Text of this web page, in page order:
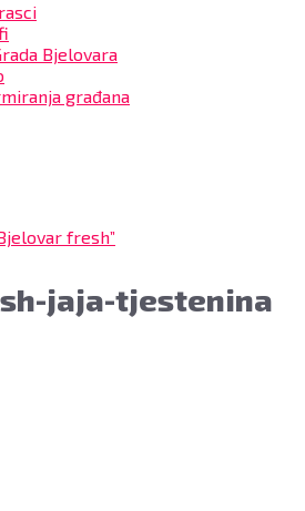
Bjelovara
građana
fresh”
jaja-tjestenina